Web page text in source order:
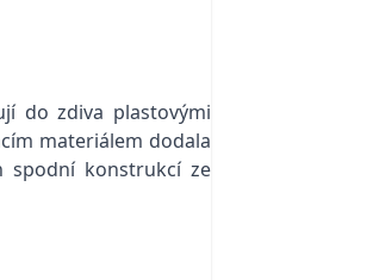
do zdiva plastovými
materiálem dodala
spodní konstrukcí ze